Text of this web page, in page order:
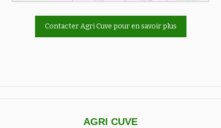
Contacter Agri Cuve pour en savoir plus
AGRI CUVE